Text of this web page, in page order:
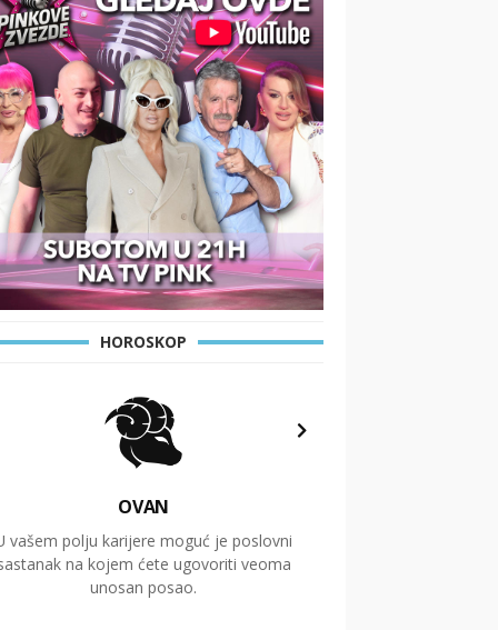
HOROSKOP
OVAN
vašem polju karijere moguć je poslovni
na kojem ćete ugovoriti veoma
unosan posao.